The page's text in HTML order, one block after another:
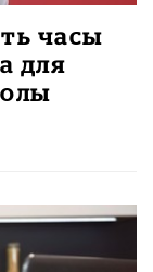
часы
для